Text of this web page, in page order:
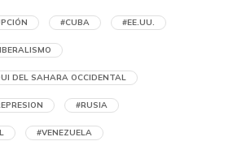
palestinos con un solo
#CUBA #EE.UU.
DEL SAHARA OCCIDENTAL
#RUSIA
#VENEZUELA